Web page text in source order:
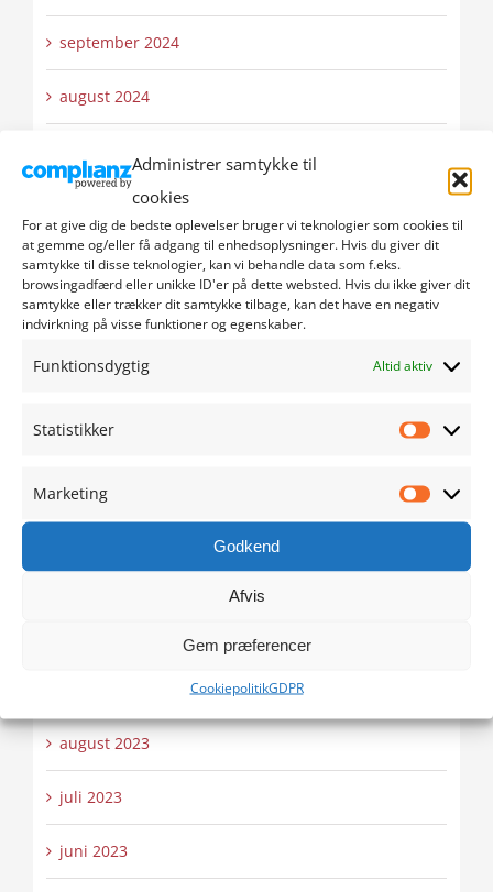
Administrer samtykke til
cookies
For at give dig de bedste oplevelser bruger vi teknologier som cookies til
at gemme og/eller få adgang til enhedsoplysninger. Hvis du giver dit
samtykke til disse teknologier, kan vi behandle data som f.eks.
browsingadfærd eller unikke ID'er på dette websted. Hvis du ikke giver dit
samtykke eller trækker dit samtykke tilbage, kan det have en negativ
indvirkning på visse funktioner og egenskaber.
Funktionsdygtig Altid aktiv
Statistikker
Marketing
Godkend
Afvis
Gem præferencer
CookiepolitikGDPR
september 2024
august 2024
maj 2024
april 2024
marts 2024
februar 2024
december 2023
august 2023
juli 2023
juni 2023